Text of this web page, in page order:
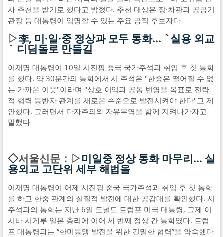
사 추천을 받기로 했다고 밝혔다. 추천 대상은 장·차관과 공공기
관장 등 대통령이 임명할 수 있는 주요 공직 후보자다
▷李, 미·일·중 정상과 모두 통화… `실용 외교
` 디딤돌로 만들길
이재명 대통령이 10일 시진핑 중국 국가주석과 취임 후 첫 통화
를 했다. 약 30분간의 통화에서 시 주석은 "한중은 떨어질 수 없
는 가까운 이웃"이라며 "상호 이익과 공동 번영을 목표로 전략
적 협력 동반자 관계를 새로운 수준으로 발전시켜야 한다"고 제
안했다. 그러면서 다자주의와 자유무역을 함께 지켜나가자고
말했다
◇서울신문：▷미일중 정상 통화 마무리… 실
용외교 고단위 세부 해법을
이재명 대통령이 어제 시진핑 중국 국가주석과 취임 후 첫 통화
를 하고 한중 관계의 실질적 발전에 대한 공감대를 확인했다. 시
주석과의 통화는 지난 6일 도널드 트럼프 미국 대통령, 그제 이
시바 시게루 일본 총리에 이어 세 번째 정상 간 통화였다. 트럼
프 대통령과는 “한미동맹 발전을 위한 긴밀한 협력”을 약속했다